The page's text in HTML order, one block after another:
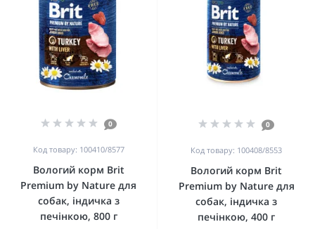
0
Код товару: 100410/8577
Вологий корм Brit
Premium by Nature для
собак, індичка з
печінкою, 800 г
0
Код товару: 100408/8553
Вологий корм Brit
Premium by Nature для
собак, індичка з
печінкою, 400 г